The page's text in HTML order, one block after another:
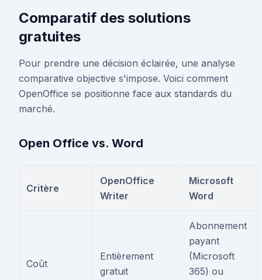
Comparatif des solutions
gratuites
Pour prendre une décision éclairée, une analyse
comparative objective s'impose. Voici comment
OpenOffice se positionne face aux standards du
marché.
Open Office vs. Word
Critère
OpenOffice
Writer
Microsoft
Word
Coût
Entièrement
gratuit
Abonnement
payant
(Microsoft
365) ou